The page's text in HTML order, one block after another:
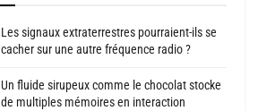
Les signaux extraterrestres pourraient-ils se
cacher sur une autre fréquence radio ?
Un fluide sirupeux comme le chocolat stocke
de multiples mémoires en interaction